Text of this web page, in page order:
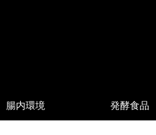
腸内環境 発酵食品